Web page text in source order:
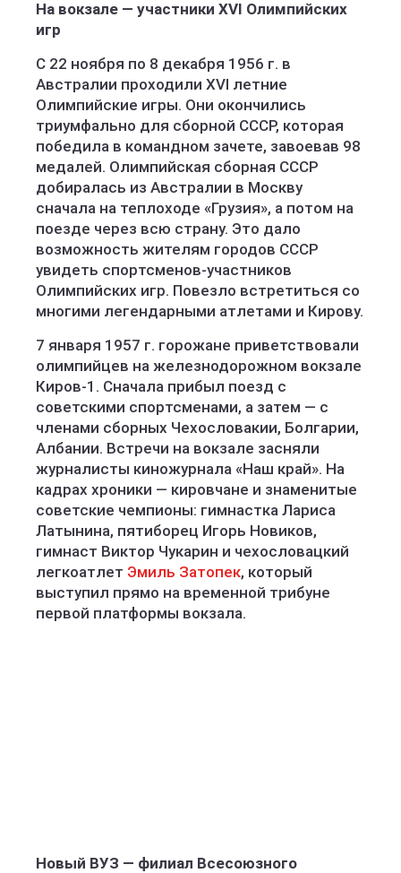
На вокзале — участники XVI Олимпийских
игр
С 22 ноября по 8 декабря 1956 г. в
Австралии проходили XVI летние
Олимпийские игры. Они окончились
триумфально для сборной СССР, которая
победила в командном зачете, завоевав 98
медалей. Олимпийская сборная СССР
добиралась из Австралии в Москву
сначала на теплоходе «Грузия», а потом на
поезде через всю страну. Это дало
возможность жителям городов СССР
увидеть спортсменов-участников
Олимпийских игр. Повезло встретиться со
многими легендарными атлетами и Кирову.
7 января 1957 г. горожане приветствовали
олимпийцев на железнодорожном вокзале
Киров-1. Сначала прибыл поезд с
советскими спортсменами, а затем — с
членами сборных Чехословакии, Болгарии,
Албании. Встречи на вокзале засняли
журналисты киножурнала «Наш край». На
кадрах хроники — кировчане и знаменитые
советские чемпионы: гимнастка Лариса
Латынина, пятиборец Игорь Новиков,
гимнаст Виктор Чукарин и чехословацкий
легкоатлет Эмиль Затопек, который
выступил прямо на временной трибуне
первой платформы вокзала.
Новый ВУЗ — филиал Всесоюзного